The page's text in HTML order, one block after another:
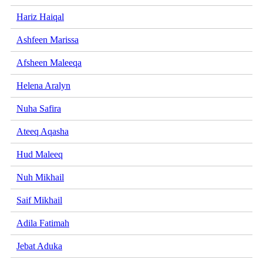
Hariz Haiqal
Ashfeen Marissa
Afsheen Maleeqa
Helena Aralyn
Nuha Safira
Ateeq Aqasha
Hud Maleeq
Nuh Mikhail
Saif Mikhail
Adila Fatimah
Jebat Aduka